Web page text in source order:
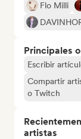
Flo Milli
Principales
Escribir
Compartir
o Twitch
artistas